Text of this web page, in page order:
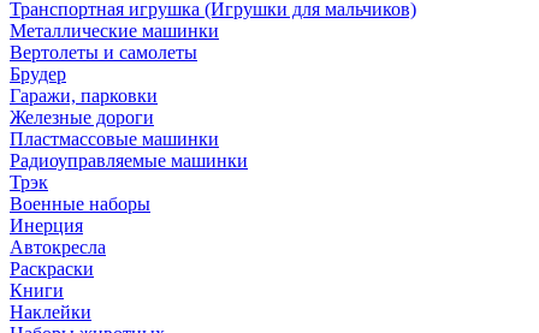
Транспортная игрушка (Игрушки для мальчиков)
Металлические машинки
Вертолеты и самолеты
Брудер
Гаражи, парковки
Железные дороги
Пластмассовые машинки
Радиоуправляемые машинки
Трэк
Военные наборы
Инерция
Автокресла
Раскраски
Книги
Наклейки